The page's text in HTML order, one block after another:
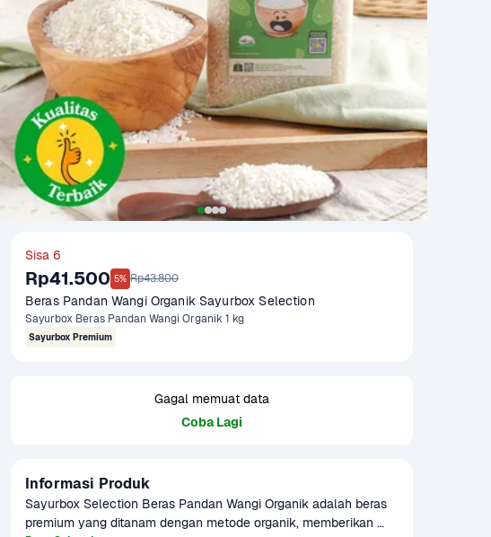
Sisa 6
Rp41.500 5% Rp43.800
Beras Pandan Wangi Organik Sayurbox Selection
Sayurbox Beras Pandan Wangi Organik 1 kg
Sayurbox Premium
Gagal memuat data
Coba Lagi
Informasi Produk
Sayurbox Selection Beras Pandan Wangi Organik adalah beras
premium yang ditanam dengan metode organik, memberikan